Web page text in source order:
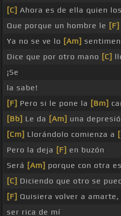
[C] Ahora es de ella quien los
Que porque un hombre le [F]
Ya no se ve lo [Am]
Dice que por otro mano [C]
¡Se
la sabe!
[F] Pero si le pone la [Bm]
[Bb] Le da [Am] una
[Cm] Llorándolo comienza a
Pero la deja [F] en buzón
Será [Am] porque con otra
[C] Diciendo que otro se
[F] Quisiera volver a
ser rica de mí